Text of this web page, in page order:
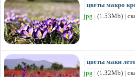
цветы макро
jpg | (1.53Mb) |
цветы маки
jpg | (1.32Mb) |